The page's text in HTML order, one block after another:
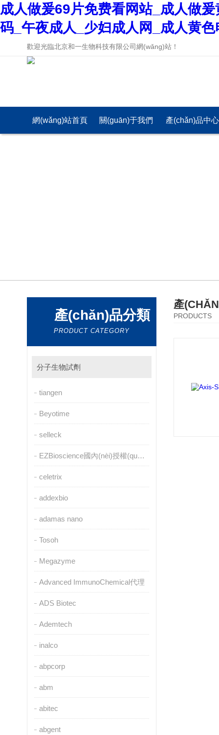
成人做爰69片免费看网站_成人做
码_午夜成人_少妇成人网_成人黄
歡迎光臨北京和一生物科技有限公司網(wǎng)站！
網(wǎng)站首頁 關(guān)于我們 產(chǎn)品中心
產(chǎn)品分類
PRODUCT CATEGORY
分子生物試劑
tiangen
Beyotime
selleck
EZBioscience國內(nèi)授權(quán)代理
celetrix
addexbio
adamas nano
Tosoh
Megazyme
Advanced ImmunoChemical代理
ADS Biotec
Ademtech
inalco
abpcorp
abm
abitec
abgent
產
PRODUCTS